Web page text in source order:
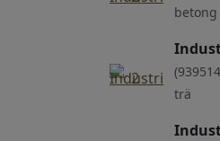
trä